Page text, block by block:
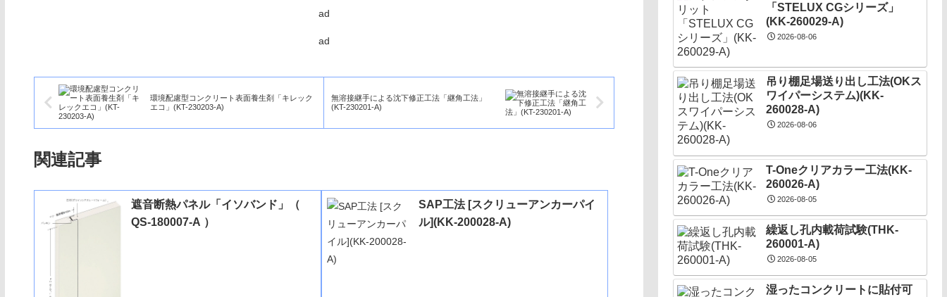
ad
ad
環境配慮型コンクリート表面養生剤「キレック
エコ」(KT-230203-A)
無溶接継手による沈下修正工法「継角工法」
(KT-230201-A)
関連記事
遮音断熱パネル「イソバンド」（
QS-180007-A ）
SAP工法 [スクリューアンカーパイ
ル](KK-200028-A)
「STELUX CGシリーズ」
(KK-260029-A)
2026-08-06
吊り棚足場送り出し工法(OKス
ワイパーシステム)(KK-
260028-A)
2026-08-06
T-Oneクリアカラー工法(KK-
260026-A)
2026-08-05
繰返し孔内載荷試験(THK-
260001-A)
2026-08-05
湿ったコンクリートに貼付可